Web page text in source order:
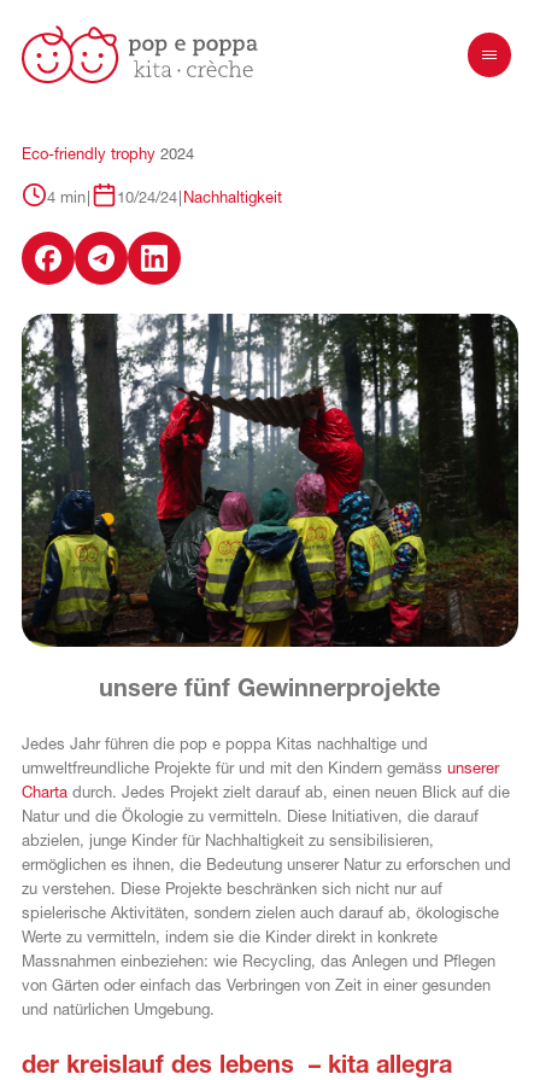
FR
Eco-friendly trophy 2024
4 min 10/24/24 Nachhaltigkeit
unsere fünf Gewinnerprojekte
Jedes Jahr führen die pop e poppa Kitas nachhaltige und
umweltfreundliche Projekte für und mit den Kindern gemäss unserer
Chartadurch. Jedes Projekt zielt darauf ab, einen neuen Blick auf die
Natur und die Ökologie zu vermitteln. Diese Initiativen, die darauf
abzielen, junge Kinder für Nachhaltigkeit zu sensibilisieren,
ermöglichen es ihnen, die Bedeutung unserer Natur zu erforschen und
zu verstehen. Diese Projekte beschränken sich nicht nur auf
spielerische Aktivitäten, sondern zielen auch darauf ab, ökologische
Werte zu vermitteln, indem sie die Kinder direkt in konkrete
Massnahmen einbeziehen: wie Recycling, das Anlegen und Pflegen
von Gärten oder einfach das Verbringen von Zeit in einer gesunden
und natürlichen Umgebung.
der kreislauf des lebens – kita allegra